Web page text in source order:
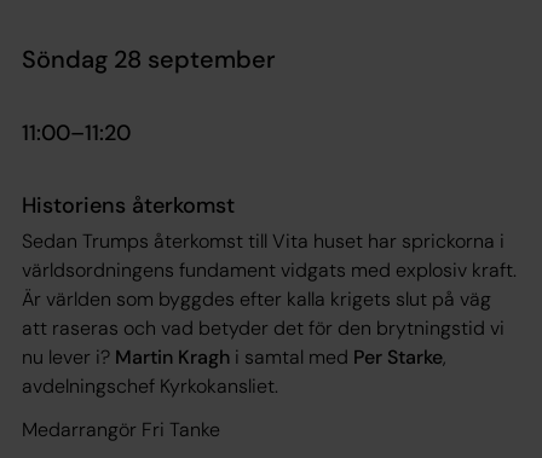
Söndag 28 september
11:00­–11:20
Historiens återkomst
Sedan Trumps återkomst till Vita huset har sprickorna i
världsordningens fundament vidgats med explosiv kraft.
Är världen som byggdes efter kalla krigets slut på väg
att raseras och vad betyder det för den brytningstid vi
nu lever i? Martin Kragh i samtal med Per Starke,
avdelningschef Kyrkokansliet.
Medarrangör Fri Tanke